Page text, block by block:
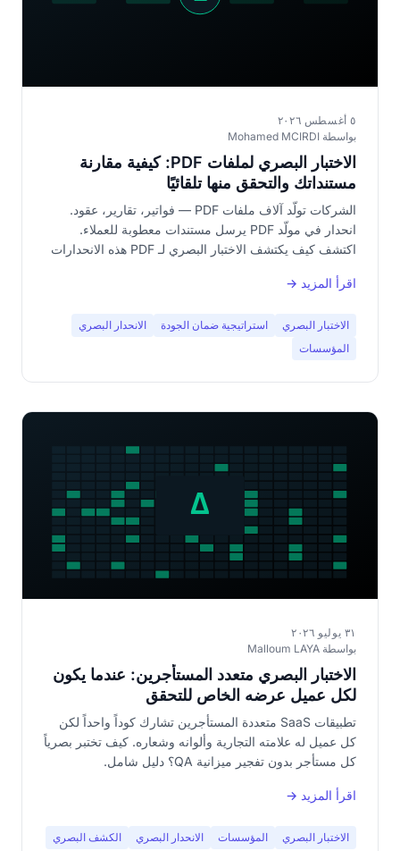
٥ أغسطس ٢٠٢٦
بواسطة Mohamed MCIRDI
الاختبار البصري لملفات PDF: كيفية مقارنة
مستنداتك والتحقق منها تلقائيًا
الشركات تولّد آلاف ملفات PDF — فواتير، تقارير، عقود.
انحدار في مولّد PDF يرسل مستندات معطوبة للعملاء.
اكتشف كيف يكتشف الاختبار البصري لـ PDF هذه الانحدارات
اقرأ المزيد →
الاختبار البصري استراتيجية ضمان الجودة
الانحدار البصري
المؤسسات
٣١ يوليو ٢٠٢٦
بواسطة Malloum LAYA
الاختبار البصري متعدد المستأجرين: عندما يكون
لكل عميل عرضه الخاص للتحقق
تطبيقات SaaS متعددة المستأجرين تشارك كوداً واحداً لكن
كل عميل له علامته التجارية وألوانه وشعاره. كيف تختبر بصرياً
كل مستأجر بدون تفجير ميزانية QA؟ دليل شامل.
اقرأ المزيد →
الاختبار البصري المؤسسات الانحدار البصري الكشف البصري